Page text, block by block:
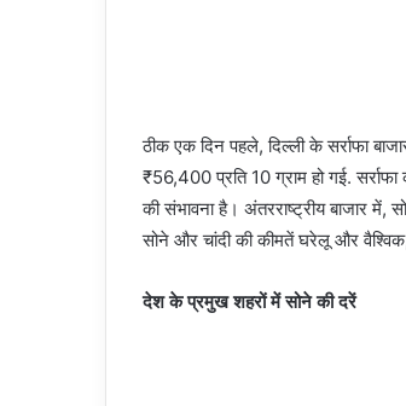
ठीक एक दिन पहले, दिल्ली के सर्राफा
₹56,400 प्रति 10 ग्राम हो गई.
की संभावना है। अंतरराष्ट्रीय बाजार
सोने और चांदी की कीमतें घरेलू और वैश्विक,
देश के प्रमुख शहरों में सोने की दरें